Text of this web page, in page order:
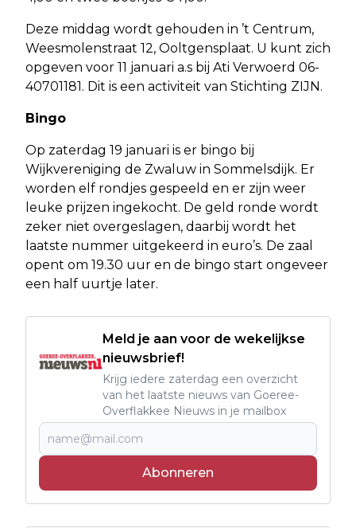
Deze middag wordt gehouden in ’t Centrum,
Weesmolenstraat 12, Ooltgensplaat. U kunt zich
opgeven voor 11 januari a.s bij Ati Verwoerd 06-
40701181. Dit is een activiteit van Stichting ZIJN.
Bingo
Op zaterdag 19 januari is er bingo bij
Wijkvereniging de Zwaluw in Sommelsdijk. Er
worden elf rondjes gespeeld en er zijn weer
leuke prijzen ingekocht. De geld ronde wordt
zeker niet overgeslagen, daarbij wordt het
laatste nummer uitgekeerd in euro’s. De zaal
opent om 19.30 uur en de bingo start ongeveer
een half uurtje later.
Meld je aan voor de wekelijkse
nieuwsbrief!
Krijg iedere zaterdag een overzicht
van het laatste nieuws van Goeree-
Overflakkee Nieuws in je mailbox
Abonneren